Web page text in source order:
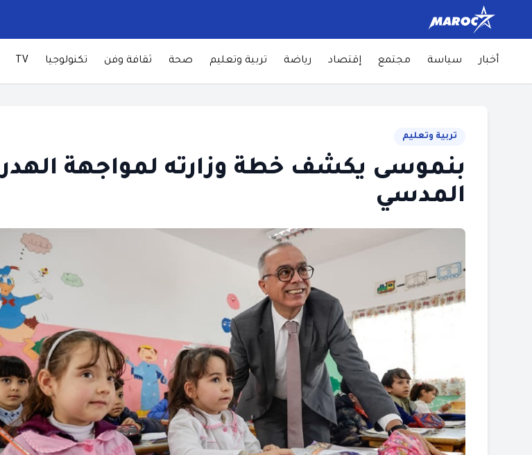
أخبار سياسة مجتمع إقتصاد رياضة تربية وتعليم صحة ثقافة وفن تكنولوجيا TV
تربية وتعليم
بنموسى يكشف خطة وزارته لمواجهة الهدر
المدسي